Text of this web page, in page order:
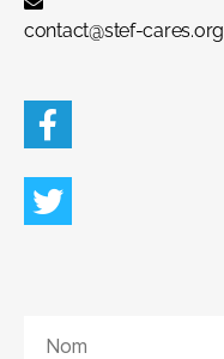
contact@stef-cares.org